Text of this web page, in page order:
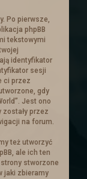
ich
na
z
Po pierwsze,
phpBB
tekstowymi
identyfikator
sesji
ci przez
gdy
Jest ono
przez
na forum.
też utworzyć
ale ich ten
stworzone
jaki zbieramy